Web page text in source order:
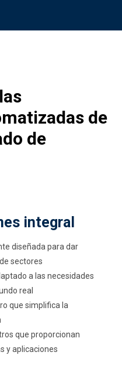
de
de
integral
diseñada para dar
sectores
a las necesidades
real
que simplifica la
que proporcionan
y aplicaciones